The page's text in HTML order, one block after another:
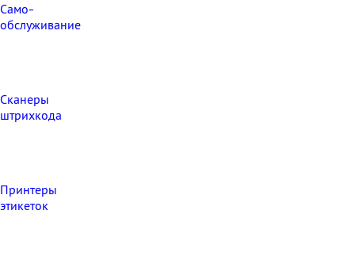
Само-
обслуживание
Сканеры
штрихкода
Принтеры
этикеток